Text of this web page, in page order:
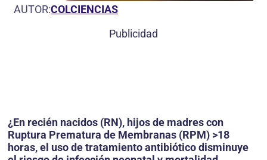
AUTOR:COLCIENCIAS
Publicidad
¿En recién nacidos (RN), hijos de madres con
Ruptura Prematura de Membranas (RPM) >18
horas, el uso de tratamiento antibiótico disminuye